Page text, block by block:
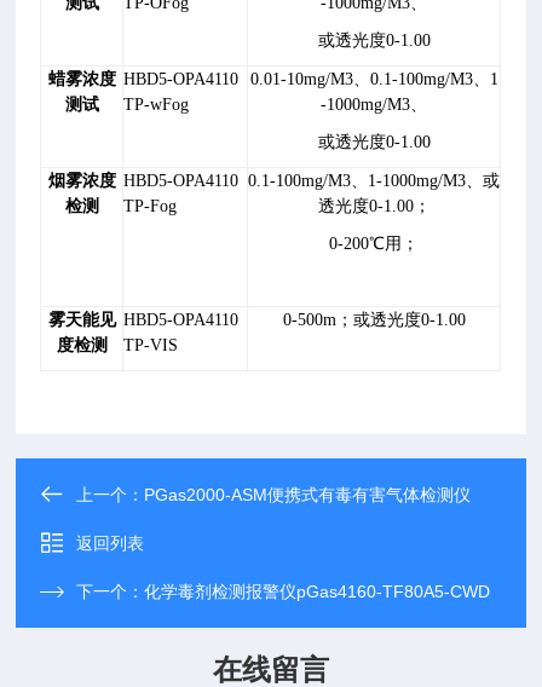
或透光度0-1.00
蜡雾浓度
测试
HBD5-OPA4110
TP-wFog
0.01-10mg/M3、0.1-100mg/M3、1
-1000mg/M3、
或透光度0-1.00
烟雾浓度
检测
HBD5-OPA4110
TP-Fog
0.1-100mg/M3、1-1000mg/M3、或
透光度0-1.00；
0-200℃用；
雾天能见
度检测
HBD5-OPA4110
TP-VIS
0-500m；或透光度0-1.00
上一个： PGas2000-ASM便携式有毒有害气体检测仪
返回列表
下一个：化学毒剂检测报警仪pGas4160-TF80A5-CWD
在线留言